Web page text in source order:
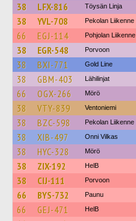
38 LFX-816 Töysän Linja
38 YVL-708 Pekolan Liikenne
66 EGJ-114 Pohjolan Liikenne
38 EGR-548 Porvoon
38 BXI-771 Gold Line
38 GBM-403 Lähilinjat
66 OGX-266 Mörö
38 VTY-839 Ventoniemi
38 BZC-598 Pekolan Liikenne
38 XIB-497 Onni Vilkas
38 HYC-328 Mörö
38 ZIX-192 HelB
38 CIJ-111 Porvoon
66 BYS-732 Paunu
66 GEJ-471 HelB